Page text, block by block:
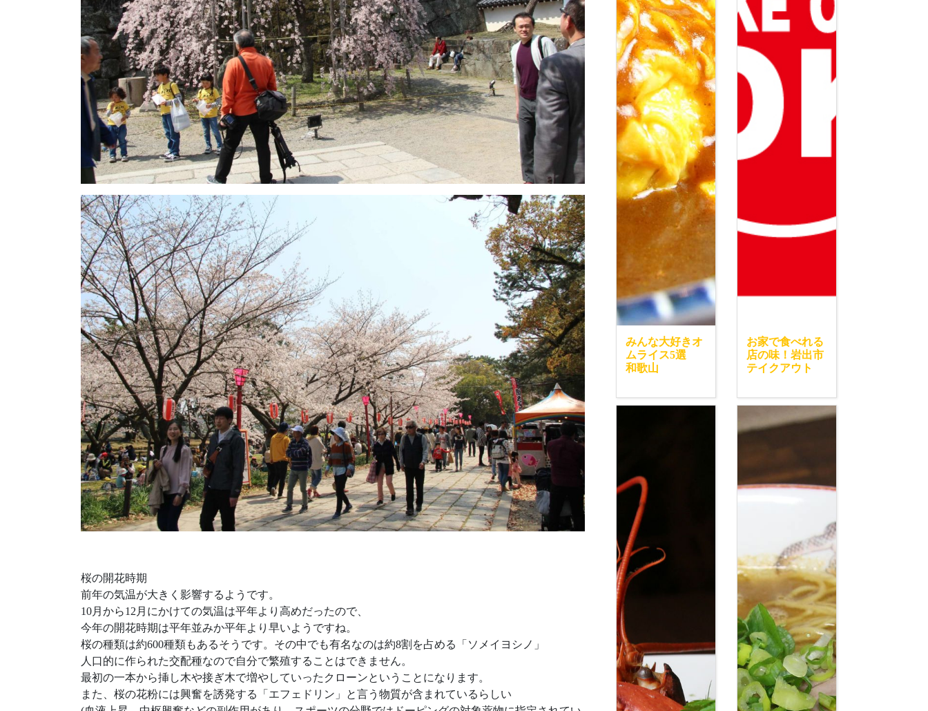
桜の開花時期
前年の気温が大きく影響するようです。
10月から12月にかけての気温は平年より高めだったので、
今年の開花時期は平年並みか平年より早いようですね。
桜の種類は約600種類もあるそうです。その中でも有名なのは約8割を占める「ソメイヨシノ」
人口的に作られた交配種なので自分で繁殖することはできません。
最初の一本から挿し木や接ぎ木で増やしていったクローンということになります。
また、桜の花粉には興奮を誘発する「エフェドリン」と言う物質が含まれているらしい
みんな大好きオ
ムライス5選
和歌山
お家で食べれる
店の味！岩出市
テイクアウト